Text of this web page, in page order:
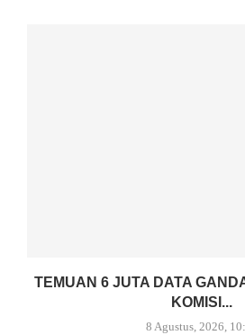
TEMUAN 6 JUTA DATA
KOMISI...
8 Agustus, 2026,